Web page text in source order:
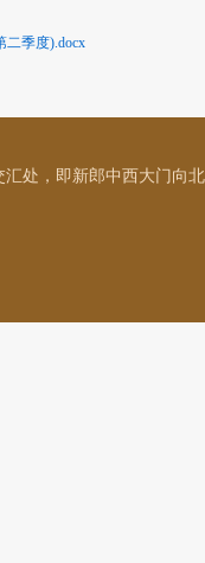
二季度).docx
处，即新郎中西大门向